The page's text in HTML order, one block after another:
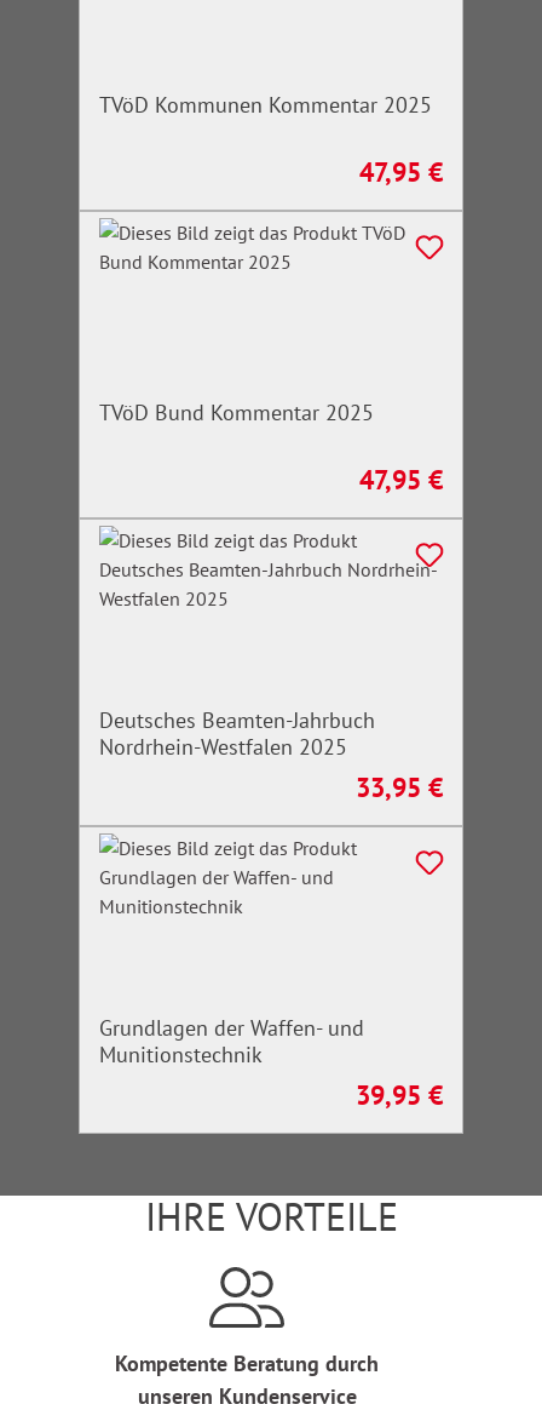
TVöD Kommunen Kommentar 2025
Regulärer Preis:
47,95 €
TVöD Bund Kommentar 2025
Regulärer Preis:
47,95 €
Deutsches Beamten-Jahrbuch
Nordrhein-Westfalen 2025
Regulärer Preis:
33,95 €
Grundlagen der Waffen- und
Munitionstechnik
Regulärer Preis:
39,95 €
IHRE VORTEILE
Kompetente Beratung durch
unseren Kundenservice